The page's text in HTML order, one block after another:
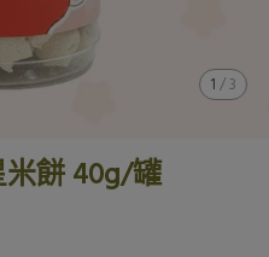
1 / 3
餅 40g/罐